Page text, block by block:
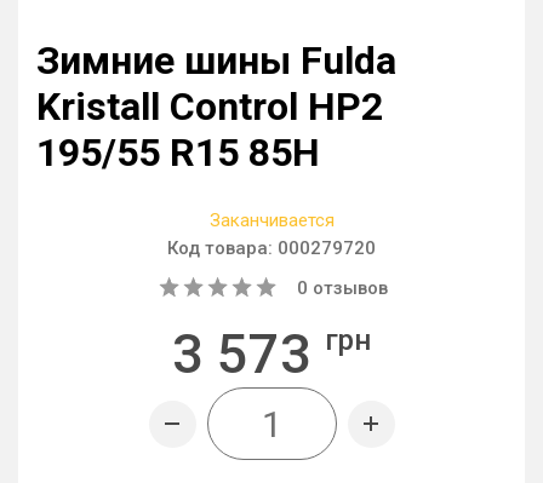
Зимние шины Fulda
Kristall Control HP2
195/55 R15 85H
Заканчивается
Код товара: 000279720
0 отзывов
3 573 грн